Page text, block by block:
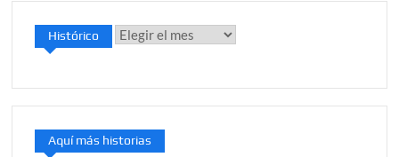
Histórico Histórico
Aquí más historias